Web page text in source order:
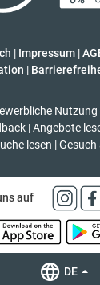
| Impressum |
|
Nutzung
| Angebote
lesen | Gesuch
auf
DE